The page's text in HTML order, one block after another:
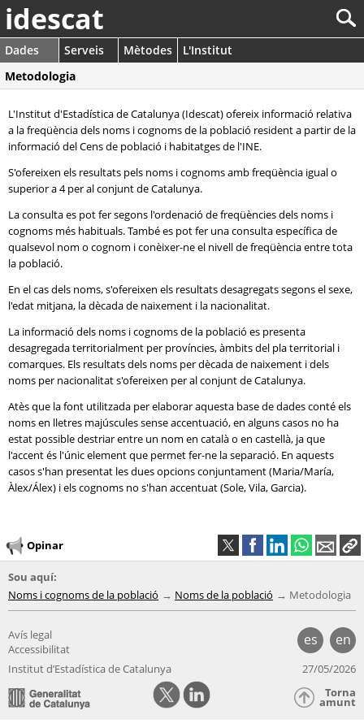
idescat
Dades Serveis Mètodes
L'Institut
Metodologia
L'Institut d'Estadística de Catalunya (Idescat) ofereix informació relativa
a la freqüència dels noms i cognoms de la població resident a partir de la
informació del Cens de població i habitatges de l'INE.
S'ofereixen els resultats pels noms i cognoms amb freqüència igual o
superior a 4 per al conjunt de Catalunya.
La consulta es pot fer segons l'ordenació de freqüències dels noms i
cognoms més habituals. També es pot fer una consulta específica de
qualsevol nom o cognom i conèixer-ne el nivell de freqüència entre tota
la població.
En el cas dels noms, s'ofereixen els resultats desagregats segons el sexe,
l'edat mitjana, la dècada de naixement i la nacionalitat.
La informació dels noms i cognoms de la població es presenta
desagregada territorialment per províncies, àmbits del pla territorial i
comarques. Els resultats dels noms per dècada de naixement i dels
noms per nacionalitat s'ofereixen per al conjunt de Catalunya.
Atès que la font utilitzada per elaborar aquesta base de dades conté els
noms en lletres majúscules sense accentuació, en alguns casos no ha
estat possible destriar entre un nom en català o en castellà, ja que
l'accent és l'únic element que permet fer-ne la separació. En aquests
casos s'han presentat les dues opcions conjuntament (Maria/María,
Àlex/Álex) i els cognoms no s'han accentuat (Sole, Vila, Garcia).
Opinar
Sou aquí:
Noms i cognoms de la població
Noms de la població Metodologia
es en
Avís legal
Accessibilitat
Institut d’Estadística de Catalunya
27/05/2026
Torna
amunt